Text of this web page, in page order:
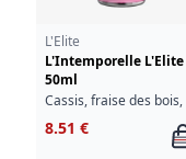
L'Elite
L'Intemporelle L'Elite
50ml
8.51 €